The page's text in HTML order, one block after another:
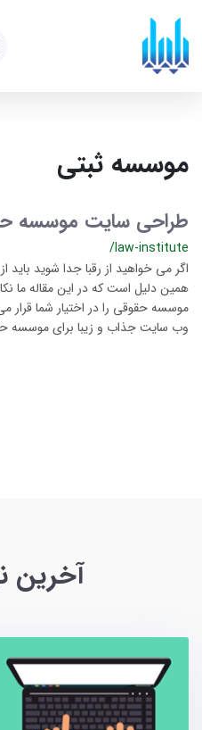
موسسه ثبتی
طراحی سایت موسسه
/law-institute
اگر می خواهید از رقبا جدا شوید
همین دلیل است که در این مقاله ما
موسسه حقوقی را در اختیار شما
وب سایت جذاب و زیبا برای موسسه
آخرین